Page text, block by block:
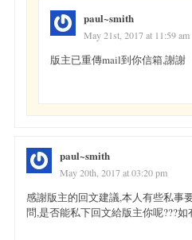
paul~smith
May 21st, 2017 at 11:59 am
版主已重傳mail到你信箱,謝謝
paul~smith
May 20th, 2017 at 03:20 pm
感謝版主的回文建議,本人有些私事
問,是否能私下回文給版主你呢???